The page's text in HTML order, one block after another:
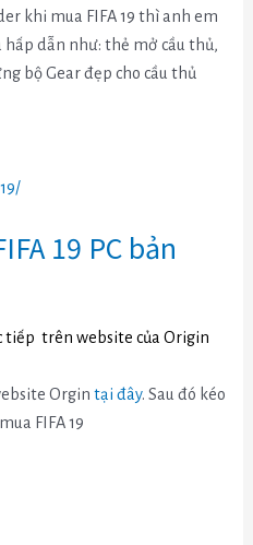
khi mua FIFA 19 thì anh em
hấp dẫn như: thẻ mở cầu thủ,
bộ Gear đẹp cho cầu thủ
19 PC bản
tiếp trên website của Origin
Orgin tại đây. Sau đó kéo
FIFA 19